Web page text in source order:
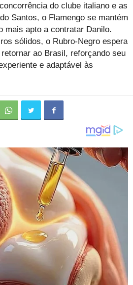
do clube italiano e as
Santos, o Flamengo se mantém
mais apto a contratar Danilo.
sólidos, o Rubro-Negro espera
ao Brasil, reforçando seu
e adaptável às